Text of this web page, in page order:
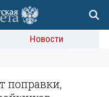
Новости
поправки,